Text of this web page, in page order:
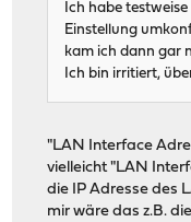
Ich habe
Einstellung
kam ich dann gar
Ich bin irritiert,
"LAN Interface
vielleicht "LAN
die IP Adresse des
mir wäre das z.B.